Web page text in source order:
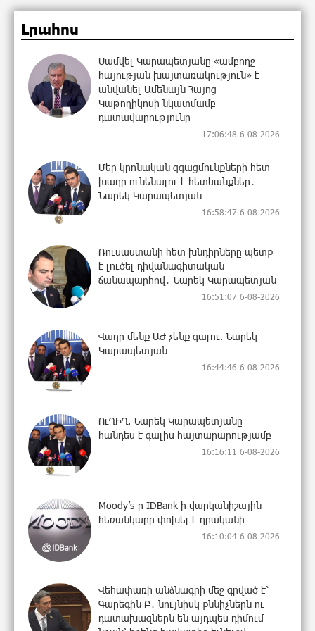
Լրահոս
Սամվել Կարապետյանը «ամբողջ
հայության խայտառակություն» է
անվանել Ամենայն Հայոց
Կաթողիկոսի նկատմամբ
դատավարությունը
17:06:48 6-08-2026
Մեր կրոնական զգացմունքների հետ
խաղը ունենալու է հետևանքներ․
Նարեկ Կարապետյան
16:58:47 6-08-2026
Ռուսաստանի հետ խնդիրները պետք
է լուծել դիվանագիտական
ճանապարհով․ Նարեկ Կարապետյան
16:51:07 6-08-2026
Վաղը մենք ԱԺ չենք գալու. Նարեկ
Կարապետյան
16:44:46 6-08-2026
ՈւՂԻՂ. Նարեկ Կարապետյանը
հանդես է գալիս հայտարարությամբ
16:16:11 6-08-2026
Moody’s-ը IDBank-ի վարկանիշային
հեռանկարը փոխել է դրականի
16:10:04 6-08-2026
Վեհափառի անձնագրի մեջ գրված է՝
Գարեգին Բ․ նույնիսկ քննիչներն ու
դատախազներն են այդպես դիմում